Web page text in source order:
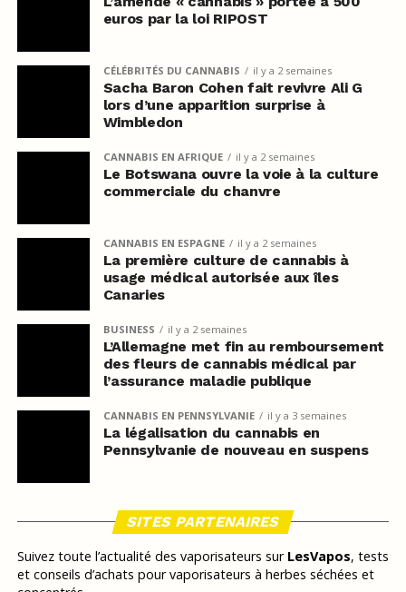
euros par la loi RIPOST
CÉLÉBRITÉS DU CANNABIS il y a 2 semaines
Sacha Baron Cohen fait revivre Ali G
lors d’une apparition surprise à
Wimbledon
CANNABIS EN AFRIQUE il y a 2 semaines
Le Botswana ouvre la voie à la culture
commerciale du chanvre
CANNABIS EN ESPAGNE il y a 2 semaines
La première culture de cannabis à
usage médical autorisée aux îles
Canaries
BUSINESS il y a 2 semaines
L’Allemagne met fin au remboursement
des fleurs de cannabis médical par
l’assurance maladie publique
CANNABIS EN PENNSYLVANIE il y a 3 semaines
La légalisation du cannabis en
Pennsylvanie de nouveau en suspens
SITES PARTENAIRES
Suivez toute l’actualité des vaporisateurs sur LesVapos, tests
et conseils d’achats pour vaporisateurs à herbes séchées et